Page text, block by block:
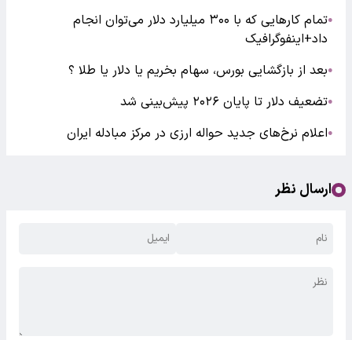
●
تمام کارهایی که با ۳۰۰ میلیارد دلار می‌توان انجام
داد+اینفوگرافیک
●بعد از بازگشایی بورس، سهام بخریم یا دلار یا طلا ؟
●تضعیف دلار تا پایان ۲۰۲۶ پیش‌بینی شد
●اعلام نرخ‌های جدید حواله ارزی در مرکز مبادله ایران
ارسال نظر